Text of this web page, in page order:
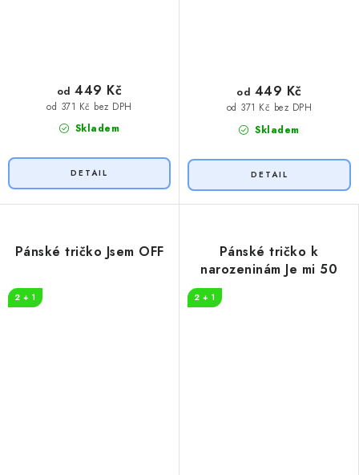
Skladem
od 371 Kč bez DPH
od 449 Kč
Skladem
od 371 Kč bez DPH
od 449 Kč
Pánské tričko Jsem OFF
2 + 1
Pánské tričko k
narozeninám Je mi 50
2 + 1